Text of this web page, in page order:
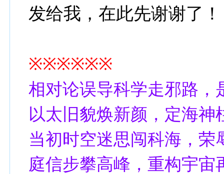
发给我，在此先谢谢了！
※※※※※※
相对论误导科学走邪路，
以太旧貌焕新颜，定海神
当初时空迷思闯科海，
庭信步攀高峰，重构宇宙